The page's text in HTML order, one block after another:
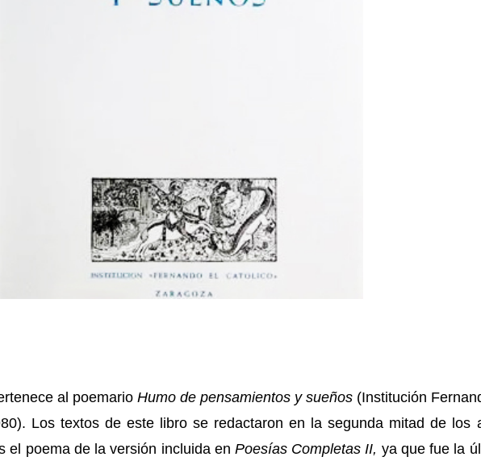
al poemario Humo de pensamientos y sueños(Institución
Los textos de este libro se redactaron en la segunda mitad de los
el poema de la versión incluida en Poesías Completas II, ya que fue la